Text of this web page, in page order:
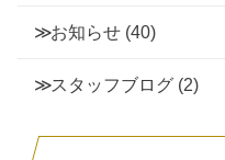
お知らせ (40)
スタッフブログ (2)